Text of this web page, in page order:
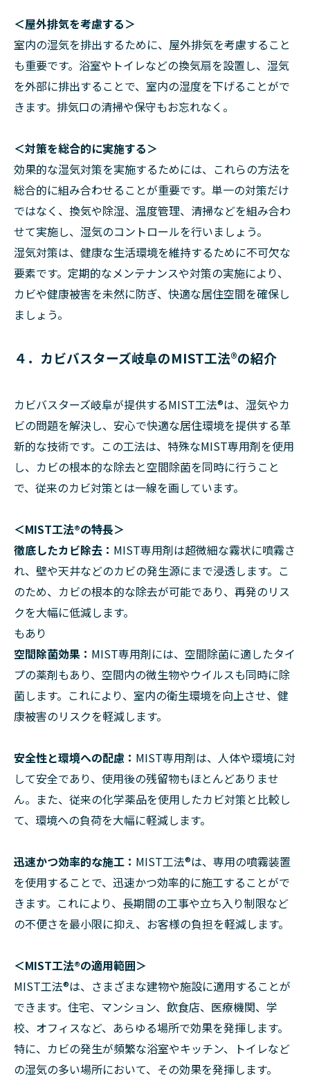
＜屋外排気を考慮する＞
室内の湿気を排出するために、屋外排気を考慮すること
も重要です。浴室やトイレなどの換気扇を設置し、湿気
を外部に排出することで、室内の湿度を下げることがで
きます。排気口の清掃や保守もお忘れなく。
＜対策を総合的に実施する＞
効果的な湿気対策を実施するためには、これらの方法を
総合的に組み合わせることが重要です。単一の対策だけ
ではなく、換気や除湿、温度管理、清掃などを組み合わ
せて実施し、湿気のコントロールを行いましょう。
湿気対策は、健康な生活環境を維持するために不可欠な
要素です。定期的なメンテナンスや対策の実施により、
カビや健康被害を未然に防ぎ、快適な居住空間を確保し
ましょう。
４．カビバスターズ岐阜のMIST工法®の紹介
カビバスターズ岐阜が提供するMIST工法®は、湿気やカ
ビの問題を解決し、安心で快適な居住環境を提供する革
新的な技術です。この工法は、特殊なMIST専用剤を使用
し、カビの根本的な除去と空間除菌を同時に行うこと
で、従来のカビ対策とは一線を画しています。
＜MIST工法®の特長＞
徹底したカビ除去： MIST専用剤は超微細な霧状に噴霧さ
れ、壁や天井などのカビの発生源にまで浸透します。こ
のため、カビの根本的な除去が可能であり、再発のリス
クを大幅に低減します。
もあり
空間除菌効果： MIST専用剤には、空間除菌に適したタイ
プの薬剤もあり、空間内の微生物やウイルスも同時に除
菌します。これにより、室内の衛生環境を向上させ、健
康被害のリスクを軽減します。
安全性と環境への配慮： MIST専用剤は、人体や環境に対
して安全であり、使用後の残留物もほとんどありませ
ん。また、従来の化学薬品を使用したカビ対策と比較し
て、環境への負荷を大幅に軽減します。
迅速かつ効率的な施工： MIST工法®は、専用の噴霧装置
を使用することで、迅速かつ効率的に施工することがで
きます。これにより、長期間の工事や立ち入り制限など
の不便さを最小限に抑え、お客様の負担を軽減します。
＜MIST工法®の適用範囲＞
MIST工法®は、さまざまな建物や施設に適用することが
できます。住宅、マンション、飲食店、医療機関、学
校、オフィスなど、あらゆる場所で効果を発揮します。
特に、カビの発生が頻繁な浴室やキッチン、トイレなど
の湿気の多い場所において、その効果を発揮します。